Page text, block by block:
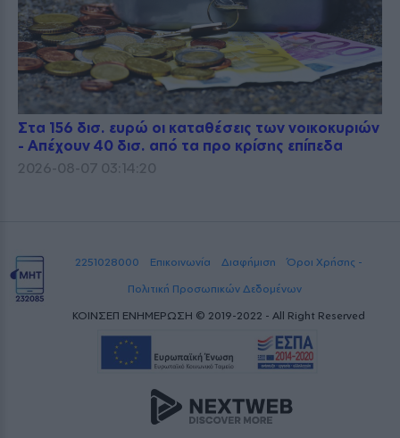
Στα 156 δισ. ευρώ οι καταθέσεις των νοικοκυριών
- Απέχουν 40 δισ. από τα προ κρίσης επίπεδα
2026-08-07 03:14:20
2251028000 Επικοινωνία Διαφήμιση
Όροι Χρήσης -
Πολιτική Προσωπικών Δεδομένων
ΚΟΙΝΣΕΠ ΕΝΗΜΕΡΩΣΗ © 2019-2022 - All Right Reserved